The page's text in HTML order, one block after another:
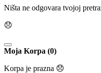
Ništa ne odgovara tvojoj
😞
Moja Korpa (0)
Korpa je prazna 😞